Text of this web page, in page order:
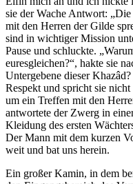
sie der Wache Antwort:
mit den Herren der Gilde
sind in wichtiger Mission
Pause und schluckte.
euresgleichen?“, hakte sie
Untergebene dieser
Respekt und spricht sie
um ein Treffen mit den
antwortete der Zwerg in
Kleidung des ersten
Der Mann mit dem kurzen
weit und bat uns herein.
Ein großer Kamin, in dem